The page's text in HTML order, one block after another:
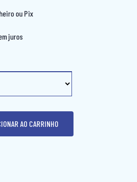
ou Pix
juros
AO CARRINHO